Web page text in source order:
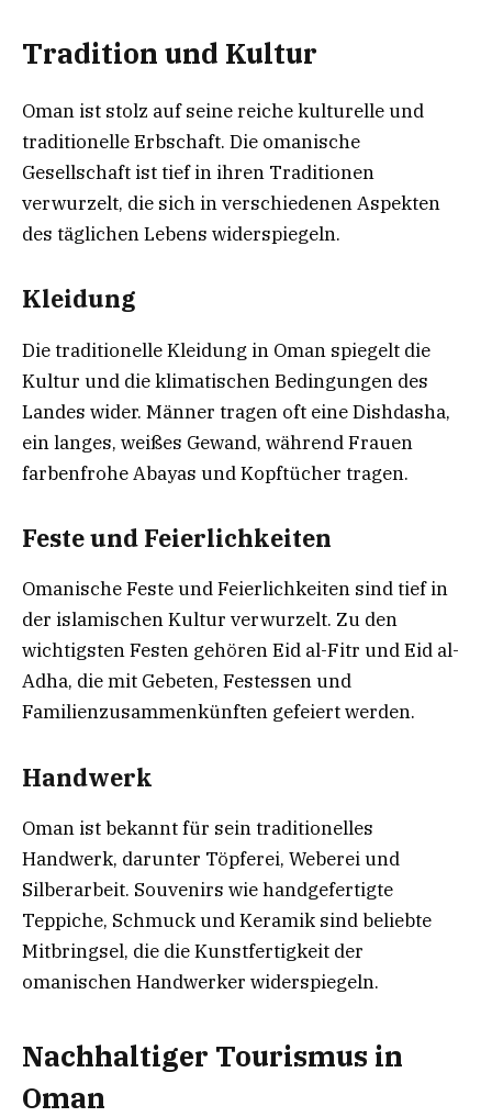
Tradition und Kultur
Oman ist stolz auf seine reiche kulturelle und
traditionelle Erbschaft. Die omanische
Gesellschaft ist tief in ihren Traditionen
verwurzelt, die sich in verschiedenen Aspekten
des täglichen Lebens widerspiegeln.
Kleidung
Die traditionelle Kleidung in Oman spiegelt die
Kultur und die klimatischen Bedingungen des
Landes wider. Männer tragen oft eine Dishdasha,
ein langes, weißes Gewand, während Frauen
farbenfrohe Abayas und Kopftücher tragen.
Feste und Feierlichkeiten
Omanische Feste und Feierlichkeiten sind tief in
der islamischen Kultur verwurzelt. Zu den
wichtigsten Festen gehören Eid al-Fitr und Eid al-
Adha, die mit Gebeten, Festessen und
Familienzusammenkünften gefeiert werden.
Handwerk
Oman ist bekannt für sein traditionelles
Handwerk, darunter Töpferei, Weberei und
Silberarbeit. Souvenirs wie handgefertigte
Teppiche, Schmuck und Keramik sind beliebte
Mitbringsel, die die Kunstfertigkeit der
omanischen Handwerker widerspiegeln.
Nachhaltiger Tourismus in
Oman